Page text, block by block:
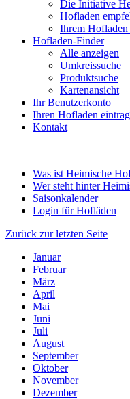
Die Initiative
Hofladen
Ihrem Hofladen
Hofladen-Finder
Alle anzeigen
Umkreissuche
Produktsuche
Kartenansicht
Ihr Benutzerkonto
Ihren Hofladen
Kontakt
Was ist Heimische
Wer steht hinter
Saisonkalender
Login für Hofläden
Zurück zur letzten Seite
Januar
Februar
März
April
Mai
Juni
Juli
August
September
Oktober
November
Dezember